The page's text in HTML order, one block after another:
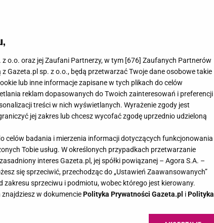
na ekranie. Nie
z o.o. oraz jej Zaufani Partnerzy, w tym [676] Zaufanych Partnerów
Gazeta.pl sp. z o.o., będą przetwarzać Twoje dane osobowe takie
lub inne informacje zapisane w tych plikach do celów
reklam dopasowanych do Twoich zainteresowań i preferencji
treści w nich wyświetlanych. Wyrażenie zgody jest
jej zakres lub chcesz wycofać zgodę uprzednio udzieloną
celów badania i mierzenia informacji dotyczących funkcjonowania
Tobie usług. W określonych przypadkach przetwarzanie
interes Gazeta.pl, jej spółki powiązanej – Agora S.A. –
się sprzeciwić, przechodząc do „Ustawień Zaawansowanych”
sprzeciwu i podmiotu, wobec którego jest kierowany.
w dokumenciePolityka Prywatności Gazeta.pl iPolityka